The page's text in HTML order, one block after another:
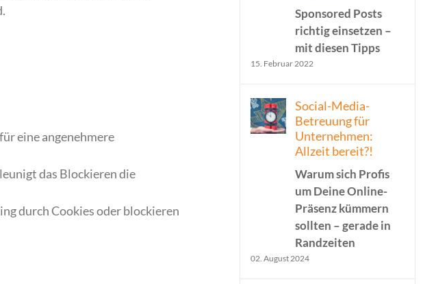
eine angenehmere
das Blockieren die
durch Cookies oder blockieren
Sponsored Posts
richtig einsetzen –
mit diesen Tipps
15. Februar 2022
Social-Media-
Betreuung für
Unternehmen:
Allzeit bereit?!
Warum sich Profis
um Deine Online-
Präsenz kümmern
sollten – gerade in
Randzeiten
02. August 2024